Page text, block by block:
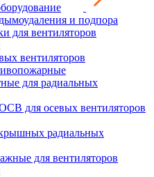
и подпора
для вентиляторов
вентиляторов
для радиальных
для осевых вентиляторов
радиальных
для вентиляторов